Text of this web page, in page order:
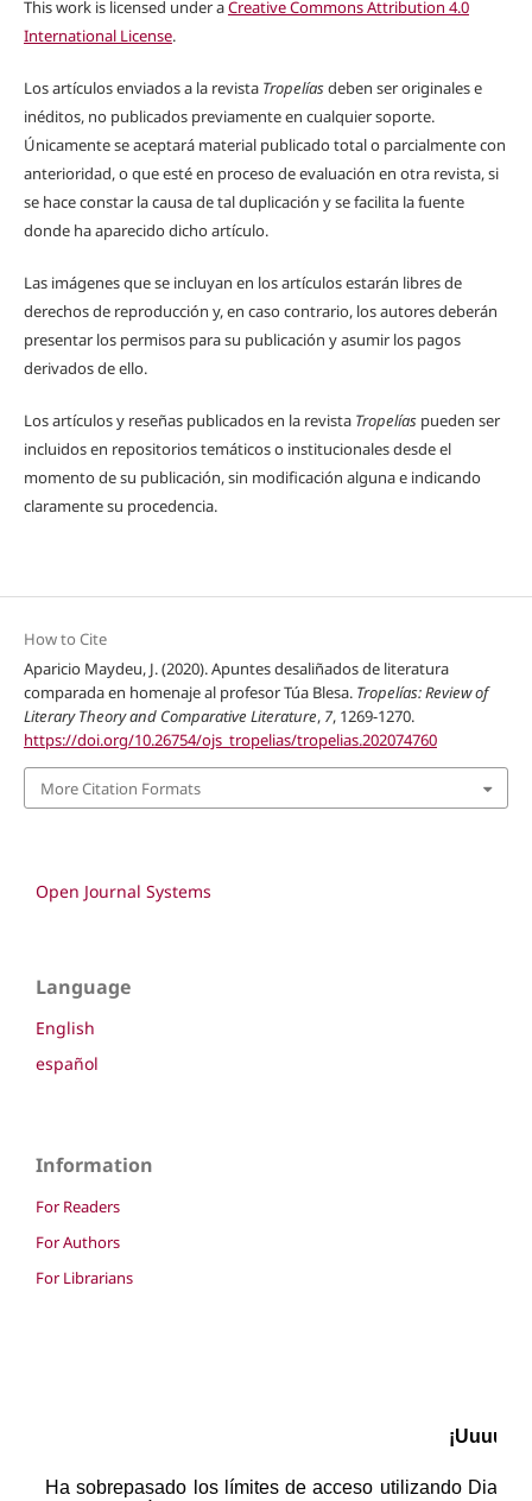
This work is licensed under aCreative Commons Attribution 4.0
International License.
Los artículos enviados a la revista Tropelíasdeben ser originales e
inéditos, no publicados previamente en cualquier soporte.
Únicamente se aceptará material publicado total o parcialmente con
anterioridad, o que esté en proceso de evaluación en otra revista, si
se hace constar la causa de tal duplicación y se facilita la fuente
donde ha aparecido dicho artículo.
Las imágenes que se incluyan en los artículos estarán libres de
derechos de reproducción y, en caso contrario, los autores deberán
presentar los permisos para su publicación y asumir los pagos
derivados de ello.
Los artículos y reseñas publicados en la revista Tropelíaspueden ser
incluidos en repositorios temáticos o institucionales desde el
momento de su publicación, sin modificación alguna e indicando
claramente su procedencia.
How to Cite
Aparicio Maydeu, J. (2020). Apuntes desaliñados de literatura
comparada en homenaje al profesor Túa Blesa. Tropelías: Review of
Literary Theory and Comparative Literature, 7, 1269-1270.
https://doi.org/10.26754/ojs_tropelias/tropelias.202074760
More Citation Formats
Open Journal Systems
Language
English
español
Information
For Readers
For Authors
For Librarians